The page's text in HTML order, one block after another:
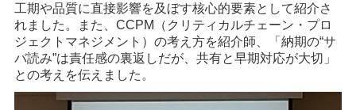
工期や品質に直接影響を及ぼす核心的要素として紹介さ
れました。また、CCPM（クリティカルチェーン・プロ
ジェクトマネジメント）の考え方を紹介師、「納期の“サ
バ読み”は責任感の裏返しだが、共有と早期対応が大切」
との考えを伝えました。